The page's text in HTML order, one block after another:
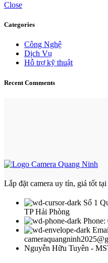
Close
Categories
Công Nghệ
Dịch Vụ
Hỗ trợ kỹ thuật
Recent Comments
Lắp đặt camera uy tín, giá tốt
Số 1
TP Hải Phòng
Phone:
Nguyễn Hữu Tuyên -